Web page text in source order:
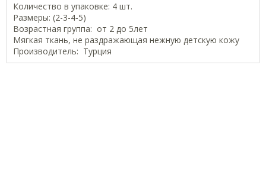
Количество в упаковке: 4 шт.
Размеры: (2-3-4-5)
Возрастная группа: от 2 до 5лет
Мягкая ткань, не раздражающая нежную детскую кожу
Производитель: Турция